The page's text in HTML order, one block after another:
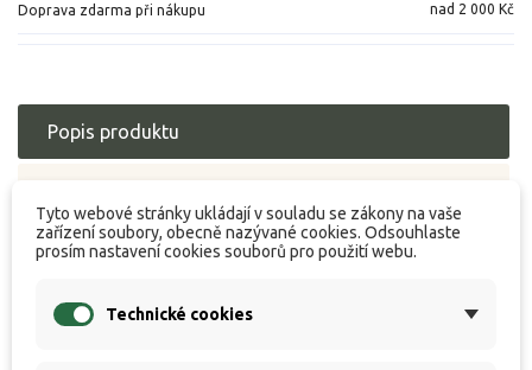
Doprava zdarma při nákupu nad 2 000 Kč
Popis produktu
Hodnocení
Tyto webové stránky ukládají v souladu se zákony na vaše
zařízení soubory, obecně nazývané cookies. Odsouhlaste
prosím nastavení cookies souborů pro použití webu.
Technické cookies